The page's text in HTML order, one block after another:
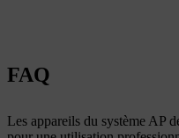
FAQ
Les appareils du système AP